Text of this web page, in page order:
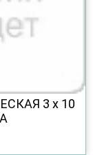
3 х 10